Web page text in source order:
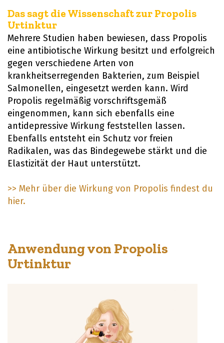
Das sagt die Wissenschaft zur Propolis
Urtinktur
Mehrere Studien haben bewiesen, dass Propolis
eine antibiotische Wirkung besitzt und erfolgreich
gegen verschiedene Arten von
krankheitserregenden Bakterien, zum Beispiel
Salmonellen, eingesetzt werden kann. Wird
Propolis regelmäßig vorschriftsgemäß
eingenommen, kann sich ebenfalls eine
antidepressive Wirkung feststellen lassen.
Ebenfalls entsteht ein Schutz vor freien
Radikalen, was das Bindegewebe stärkt und die
Elastizität der Haut unterstützt.
Mehr über die Wirkung von Propolis findest du
hier.
Anwendung von Propolis
Urtinktur